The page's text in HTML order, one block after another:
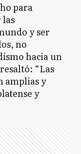
para
y ser
no
hacia un
“Las
amplias y
y